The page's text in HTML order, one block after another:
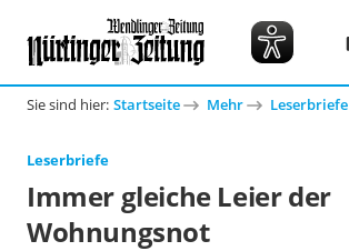
Sie sind hier: Startseite Mehr Leserbriefe
Leserbriefe
Immer gleiche Leier der
Wohnungsnot